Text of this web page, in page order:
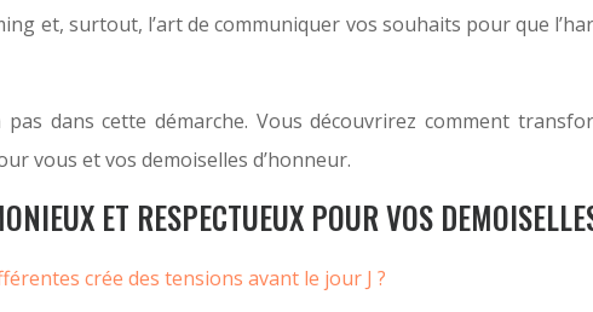
et, surtout, l’art de communiquer vos souhaits pour que
dans cette démarche. Vous découvrirez comment
vous et vos demoiselles d’honneur.
ET RESPECTUEUX POUR VOS
crée des tensions avant le jour J ?